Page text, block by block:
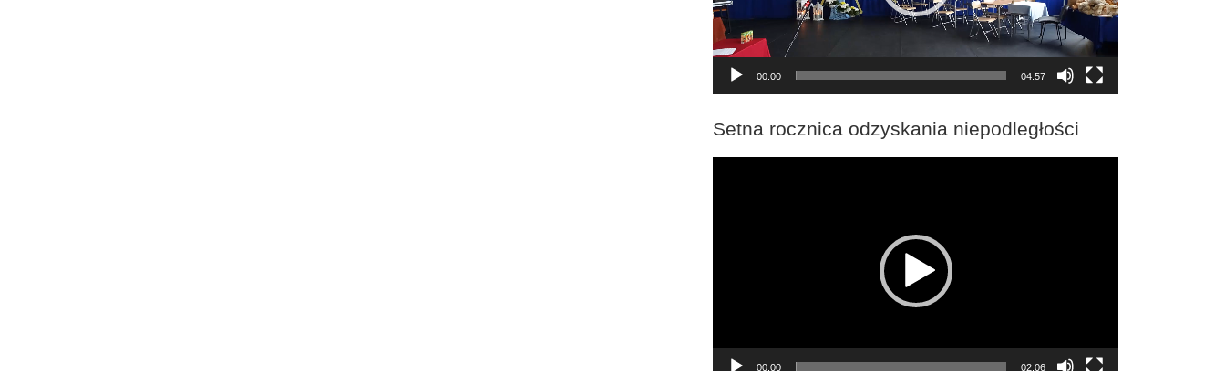
00:00 04:57
Setna rocznica odzyskania niepodległości
00:00 02:06